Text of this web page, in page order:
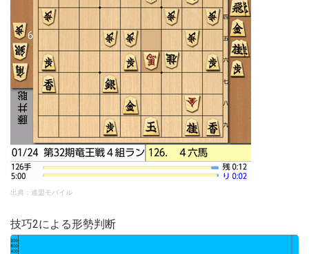
出典：連盟モバイル
技巧2による形勢判断